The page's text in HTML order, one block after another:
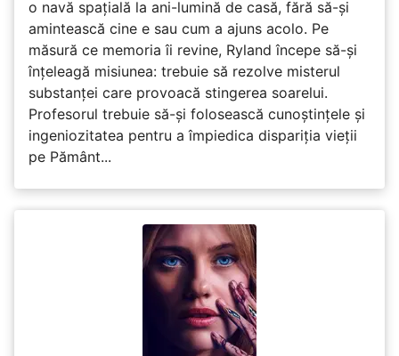
o navă spațială la ani-lumină de casă, fără să-și
amintească cine e sau cum a ajuns acolo. Pe
măsură ce memoria îi revine, Ryland începe să-și
înțeleagă misiunea: trebuie să rezolve misterul
substanței care provoacă stingerea soarelui.
Profesorul trebuie să-și folosească cunoștințele și
ingeniozitatea pentru a împiedica dispariția vieții
pe Pământ...